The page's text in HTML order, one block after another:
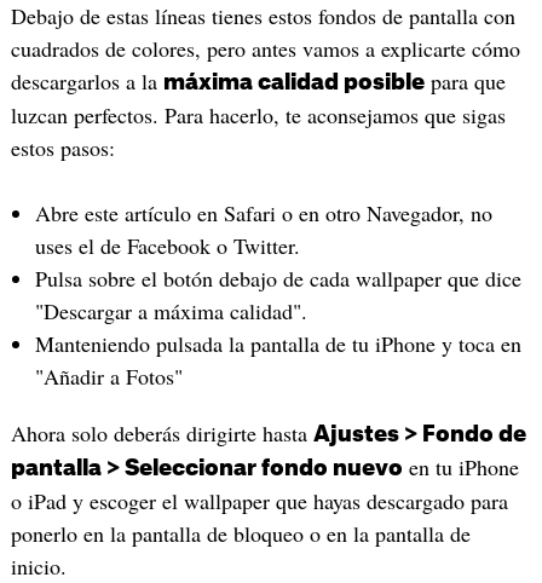
Debajo de estas líneas tienes estos fondos de pantalla con
cuadrados de colores, pero antes vamos a explicarte cómo
descargarlos a la máxima calidad posiblepara que
luzcan perfectos. Para hacerlo, te aconsejamos que sigas
estos pasos:
Abre este artículo en Safari o en otro Navegador, no
uses el de Facebook o Twitter.
Pulsa sobre el botón debajo de cada wallpaper que dice
"Descargar a máxima calidad".
Manteniendo pulsada la pantalla de tu iPhone y toca en
"Añadir a Fotos"
Ahora solo deberás dirigirte hasta Ajustes > Fondo de
pantalla > Seleccionar fondo nuevo en tu iPhone
o iPad y escoger el wallpaper que hayas descargado para
ponerlo en la pantalla de bloqueo o en la pantalla de
inicio.